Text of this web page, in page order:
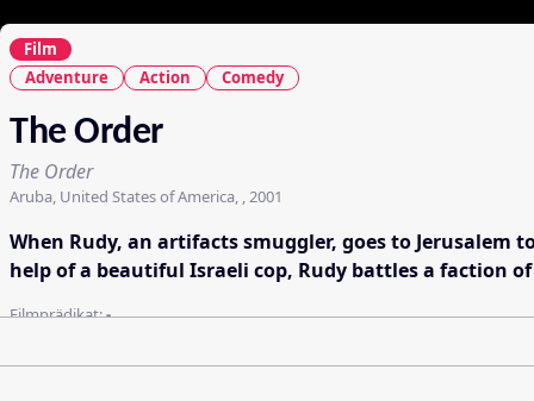
Film
Adventure
Action Comedy
The Order
The Order
Aruba, United States of America, , 2001
When Rudy, an artifacts smuggler, goes to
help of a beautiful Israeli cop, Rudy battles a faction
Filmprädikat:-